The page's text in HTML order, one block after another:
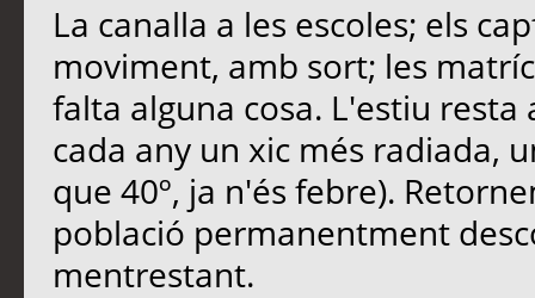
La canalla a les escoles; els
moviment, amb sort; les
falta alguna cosa. L'estiu
cada any un xic més radiada,
que 40º, ja n'és febre).
població permanentment
mentrestant.